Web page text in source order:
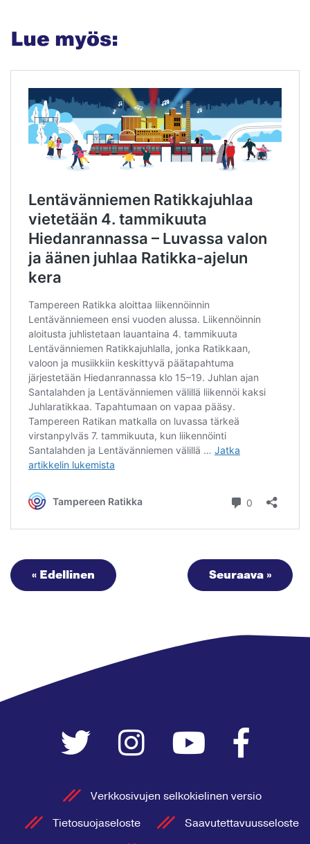
Lue myös:
Seuraava »
« Edellinen
Verkkosivujen selkokielinen versio
Tietosuojaseloste
Saavutettavuusseloste